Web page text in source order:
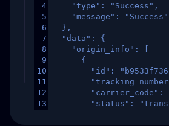
4
5
6
7
8
9
10
11
12
13
    "type": "Success",
    "message": "Success"
  },
  "data": {
    "origin_info": [
      {
"id":
"carrier_code":
"status":